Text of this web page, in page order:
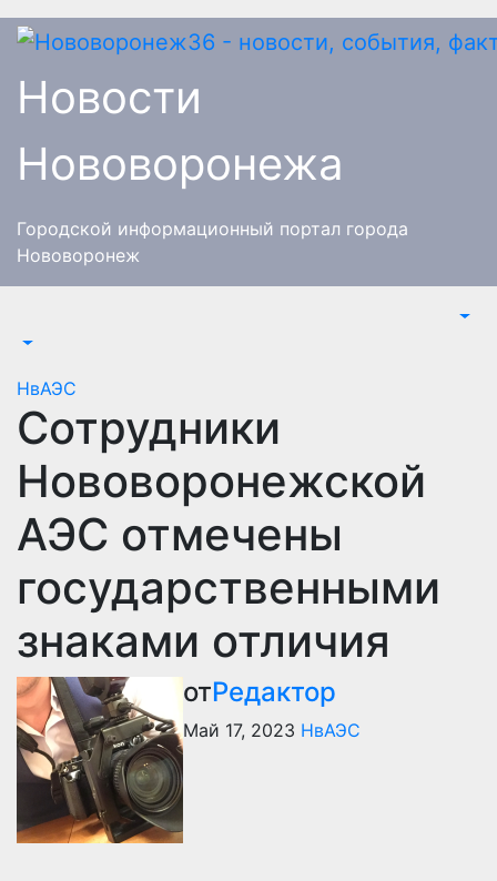
Перейти
Новости
Нововоронежа
Городской информационный портал города
Нововоронеж
НвАЭС
Сотрудники
Нововоронежской
АЭС отмечены
государственными
знаками отличия
отРедактор
Май 17, 2023 НвАЭС